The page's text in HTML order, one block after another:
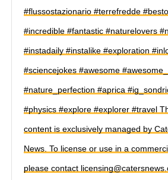
#flussostazionario #terrefredde
#incredible #fantastic #naturelovers
#instadaily #instalike #exploration
#sciencejokes #awesome
#nature_perfection #aprica
#physics #explore #explorer #travel
content is exclusively managed by
News. To license or use in a
please contact